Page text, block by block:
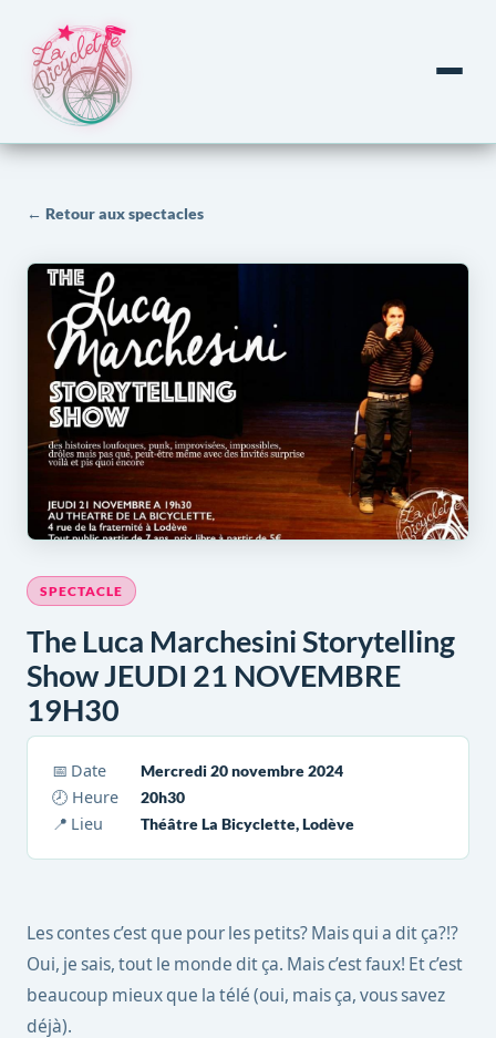
← Retour aux spectacles
SPECTACLE
The Luca Marchesini Storytelling
Show JEUDI 21 NOVEMBRE
19H30
📅 Date
Mercredi 20 novembre 2024
🕗 Heure
20h30
📍 Lieu
Théâtre La Bicyclette, Lodève
Les contes c’est que pour les petits? Mais qui a dit ça?!?
Oui, je sais, tout le monde dit ça. Mais c’est faux! Et c’est
beaucoup mieux que la télé (oui, mais ça, vous savez
déjà).